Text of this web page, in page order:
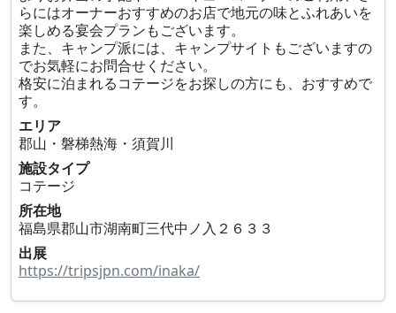
らにはオーナーおすすめのお店で地元の味とふれあいを
楽しめる宴会プランもございます。
また、キャンプ派には、キャンプサイトもございますの
でお気軽にお問合せください。
格安に泊まれるコテージをお探しの方にも、おすすめで
す。
エリア
郡山・磐梯熱海・須賀川
施設タイプ
コテージ
所在地
福島県郡山市湖南町三代中ノ入２６３３
出展
https://tripsjpn.com/inaka/